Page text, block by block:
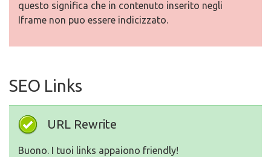
questo significa che in contenuto inserito negli
Iframe non puo essere indicizzato.
SEO Links
URL Rewrite
Buono. I tuoi links appaiono friendly!